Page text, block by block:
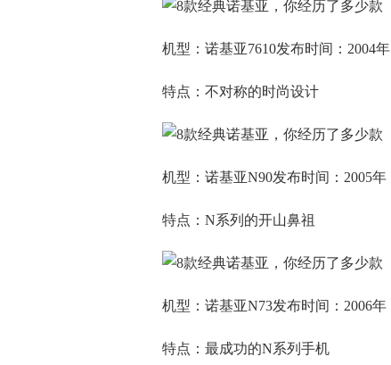
机型：诺基亚7610发布时间：2004年
特点：不对称的时尚设计
机型：诺基亚N90发布时间：2005年
特点：N系列的开山鼻祖
机型：诺基亚N73发布时间：2006年
特点：最成功的N系列手机